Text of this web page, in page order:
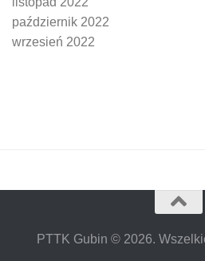
październik 2022
wrzesień 2022
PTTK Gubin © 2026.